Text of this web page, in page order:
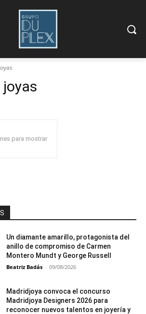
para mostrar
Un diamante amarillo, protagonista del
anillo de compromiso de Carmen
Montero Mundt y George Russell
Beatriz Badás - 09/08/2026
Madridjoya convoca el concurso
Madridjoya Designers 2026 para
reconocer nuevos talentos en joyería y